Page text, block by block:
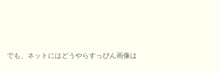
でも、ネットにはどうやらすっぴん画像は